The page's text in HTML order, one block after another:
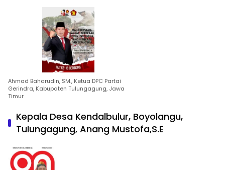
Ahmad Baharudin, SM., Ketua DPC Partai
Gerindra, Kabupaten Tulungagung, Jawa
Timur
Kepala Desa Kendalbulur, Boyolangu,
Tulungagung, Anang Mustofa,S.E